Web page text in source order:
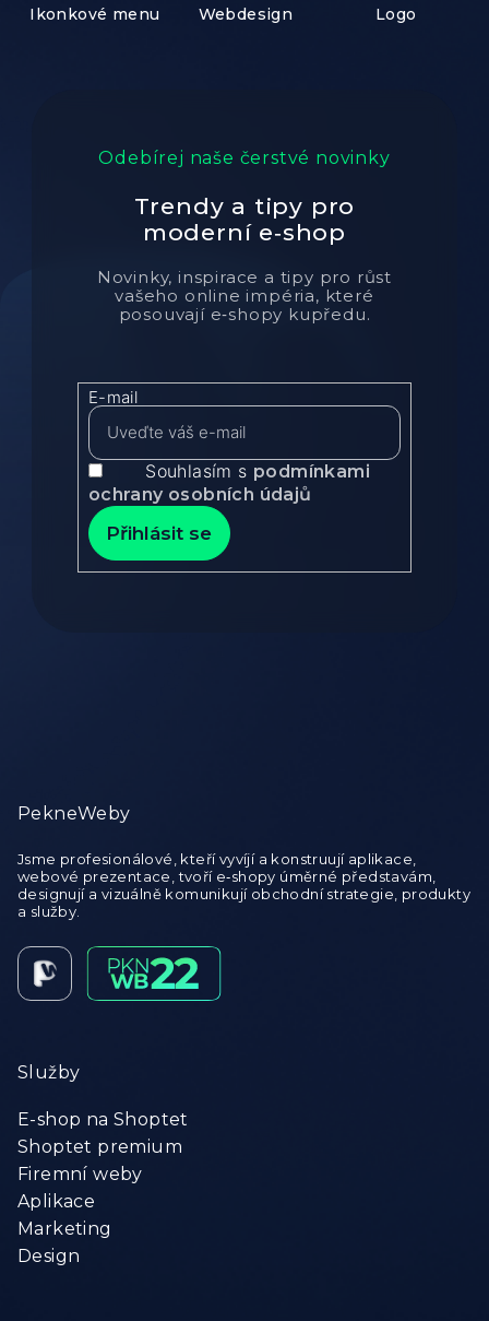
Ikonkové menu Webdesign Logo
Odebírej naše čerstvé novinky
Trendy a tipy pro
moderní e‑shop
Novinky, inspirace a tipy pro růst
vašeho online impéria, které
posouvají e‑shopy kupředu.
E-mail
Souhlasím s podmínkami
ochrany osobních údajů
Přihlásit se
PekneWeby
Jsme profesionálové, kteří vyvíjí a konstruují aplikace,
webové prezentace, tvoří e‑shopy úměrné představám,
designují a vizuálně komunikují obchodní strategie, produkty
a služby.
Služby
E-shop na Shoptet
Shoptet premium
Firemní weby
Aplikace
Marketing
Design